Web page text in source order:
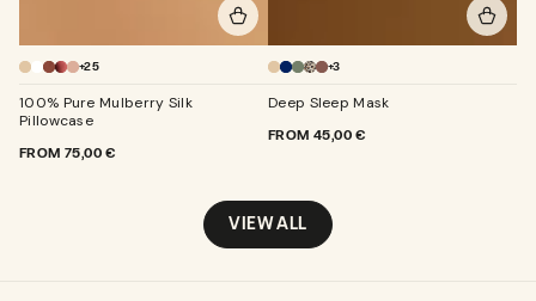
+25
100% Pure Mulberry Silk
Pillowcase
REGULAR
FROM 75,00 €
Champagne
+3
Deep Sleep Mask
REGULAR
FROM 45,00 €
VIEW ALL